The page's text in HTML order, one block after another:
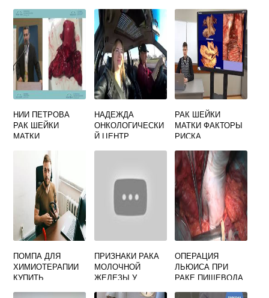
НИИ ПЕТРОВА
РАК ШЕЙКИ
МАТКИ
НАДЕЖДА
ОНКОЛОГИЧЕСКИ
Й ЦЕНТР
РАК ШЕЙКИ
МАТКИ ФАКТОРЫ
РИСКА
ПОМПА ДЛЯ
ХИМИОТЕРАПИИ
КУПИТЬ
ПРИЗНАКИ РАКА
МОЛОЧНОЙ
ЖЕЛЕЗЫ У
ОПЕРАЦИЯ
ЛЬЮИСА ПРИ
РАКЕ ПИЩЕВОДА